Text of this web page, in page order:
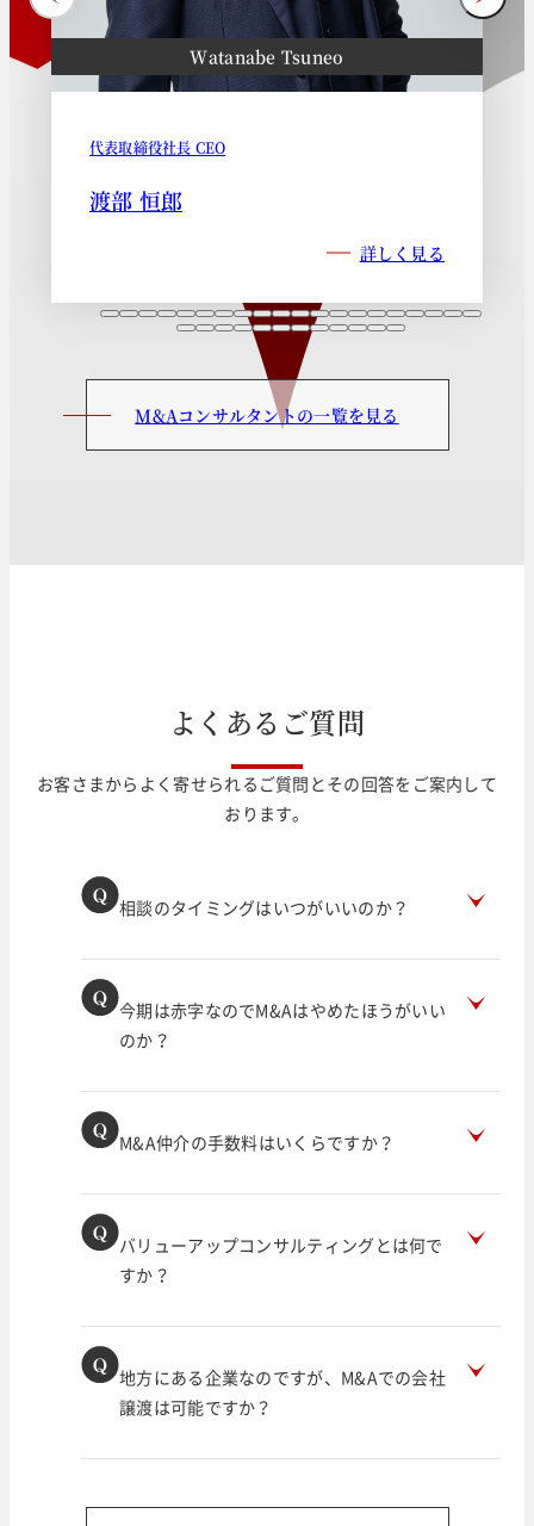
Watanabe Tsuneo
代表取締役社長 CEO
渡部 恒郎
詳しく見る
M&Aコンサルタントの一覧を見る
よ く ある ご質問
お客さまからよく寄せられるご質問とその回答をご案内して
おります。
相談のタイミングはいつがいいのか？
今期は赤字なのでM&Aはやめたほうがいい
のか？
M&A仲介の手数料はいくらですか？
バリューアップコンサルティングとは何で
すか？
地方にある企業なのですが、M&Aでの会社
譲渡は可能ですか？